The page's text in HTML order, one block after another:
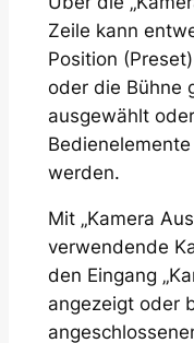
Zeile kann
Position
oder die Bühne
ausgewählt
werden.
Mit „Kamera
verwendende
den Eingang
angezeigt oder